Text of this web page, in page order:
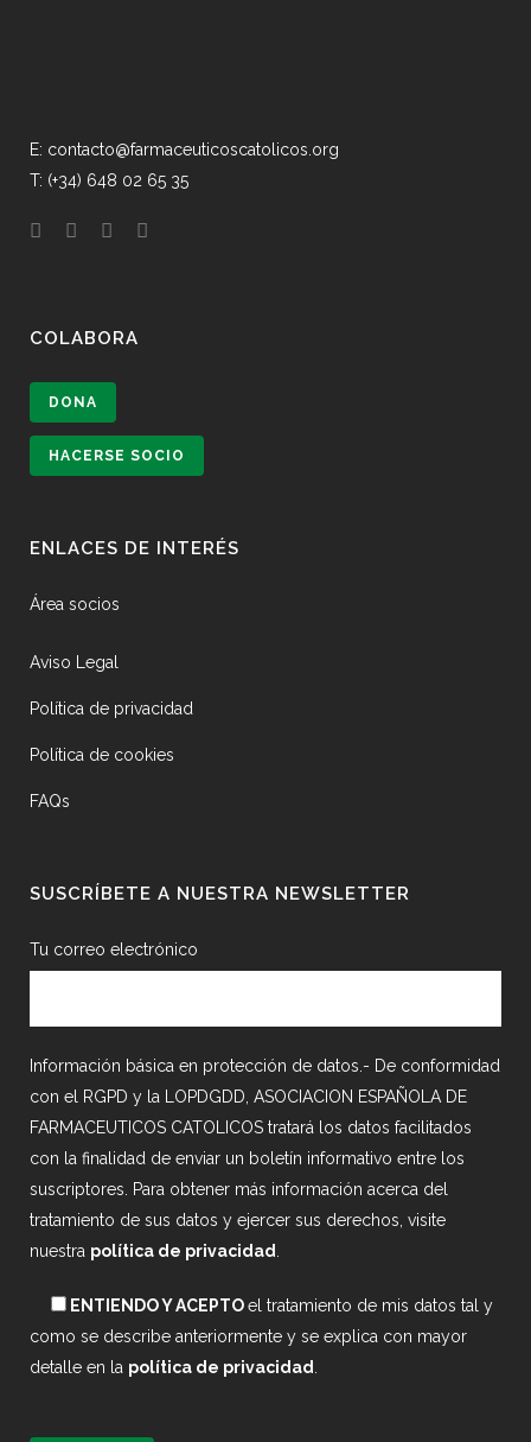
E: contacto@farmaceuticoscatolicos.org
T: (+34) 648 02 65 35
COLABORA
DONA
HACERSE SOCIO
ENLACES DE INTERÉS
Área socios
Aviso Legal
Política de privacidad
Política de cookies
FAQs
SUSCRÍBETE A NUESTRA NEWSLETTER
Tu correo electrónico
Información básica en protección de datos.- De conformidad
con el RGPD y la LOPDGDD, ASOCIACION ESPAÑOLA DE
FARMACEUTICOS CATOLICOS tratará los datos facilitados
con la finalidad de enviar un boletín informativo entre los
suscriptores. Para obtener más información acerca del
tratamiento de sus datos y ejercer sus derechos, visite
nuestra política de privacidad
ENTIENDO Y ACEPTOel tratamiento de mis datos tal y
como se describe anteriormente y se explica con mayor
detalle en la política de privacidad